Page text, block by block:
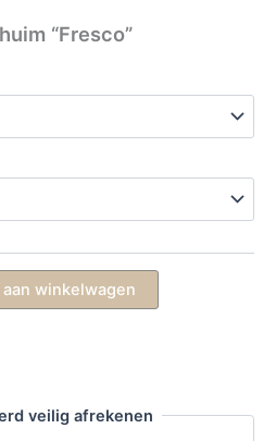
“Fresco”
winkelwagen
veilig afrekenen